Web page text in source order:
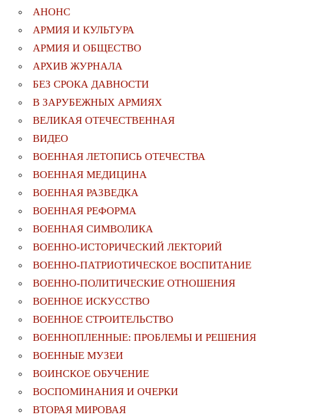
АНОНС
АРМИЯ И КУЛЬТУРА
АРМИЯ И ОБЩЕСТВО
АРХИВ ЖУРНАЛА
БЕЗ СРОКА ДАВНОСТИ
В ЗАРУБЕЖНЫХ АРМИЯХ
ВЕЛИКАЯ ОТЕЧЕСТВЕННАЯ
ВИДЕО
ВОЕННАЯ ЛЕТОПИСЬ ОТЕЧЕСТВА
ВОЕННАЯ МЕДИЦИНА
ВОЕННАЯ РАЗВЕДКА
ВОЕННАЯ РЕФОРМА
ВОЕННАЯ СИМВОЛИКА
ВОЕННО-ИСТОРИЧЕСКИЙ ЛЕКТОРИЙ
ВОЕННО-ПАТРИОТИЧЕСКОЕ ВОСПИТАНИЕ
ВОЕННО-ПОЛИТИЧЕСКИE ОТНОШЕНИЯ
ВОЕННОЕ ИСКУССТВО
ВОЕННОЕ СТРОИТЕЛЬСТВО
ВОЕННОПЛЕННЫЕ: ПРОБЛЕМЫ И РЕШЕНИЯ
ВОЕННЫЕ МУЗЕИ
ВОИНСКОЕ ОБУЧЕНИЕ
ВОСПОМИНАНИЯ И ОЧЕРКИ
ВТОРАЯ МИРОВАЯ